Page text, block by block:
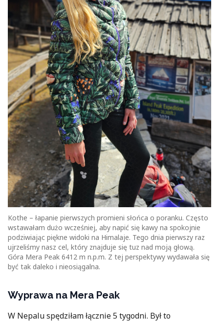
Kothe – łapanie pierwszych promieni słońca o poranku. Często
wstawałam dużo wcześniej, aby napić się kawy na spokojnie
podziwiając piękne widoki na Himalaje. Tego dnia pierwszy raz
ujrzeliśmy nasz cel, który znajduje się tuz nad moją głową.
Góra Mera Peak 6412 m n.p.m. Z tej perspektywy wydawała się
być tak daleko i nieosiągalna.
Wyprawa na Mera Peak
W Nepalu spędziłam łącznie 5 tygodni. Był to